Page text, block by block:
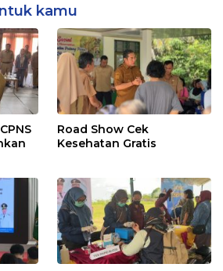
kamu
Road Show Cek
Kesehatan Gratis